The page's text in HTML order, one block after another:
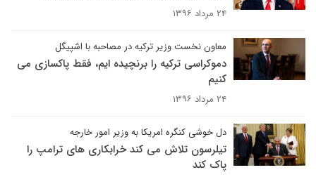
۲۴ مرداد ۱۳۹۶
معاون نخست وزیر ترکیه در مصاحبه با اشپیگل
دموکراسی ترکیه را برنچیده ایم، فقط پاکسازی می
کنیم
۲۴ مرداد ۱۳۹۶
دل خوشی کنگره امریکا به وزیر امور خارجه
تیلرسون تلاش می کند خرابکاری های ترامپ را
پاک کند